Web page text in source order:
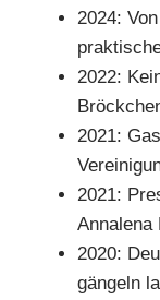
2024:
2022:
2021:
2021:
Annalena
2020:
gängeln